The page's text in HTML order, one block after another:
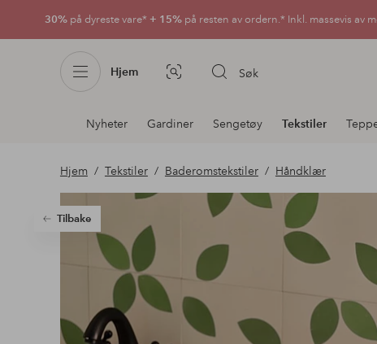
30% på dyreste vare* + 15% på resten av ordern.* Inkl. massevis av
Hjem Bildesøk Søk
Avdelingsnavigering
Nyheter Gardiner Sengetøy Tekstiler
Hjem Tekstiler Baderomstekstiler Håndklær
Tilbake